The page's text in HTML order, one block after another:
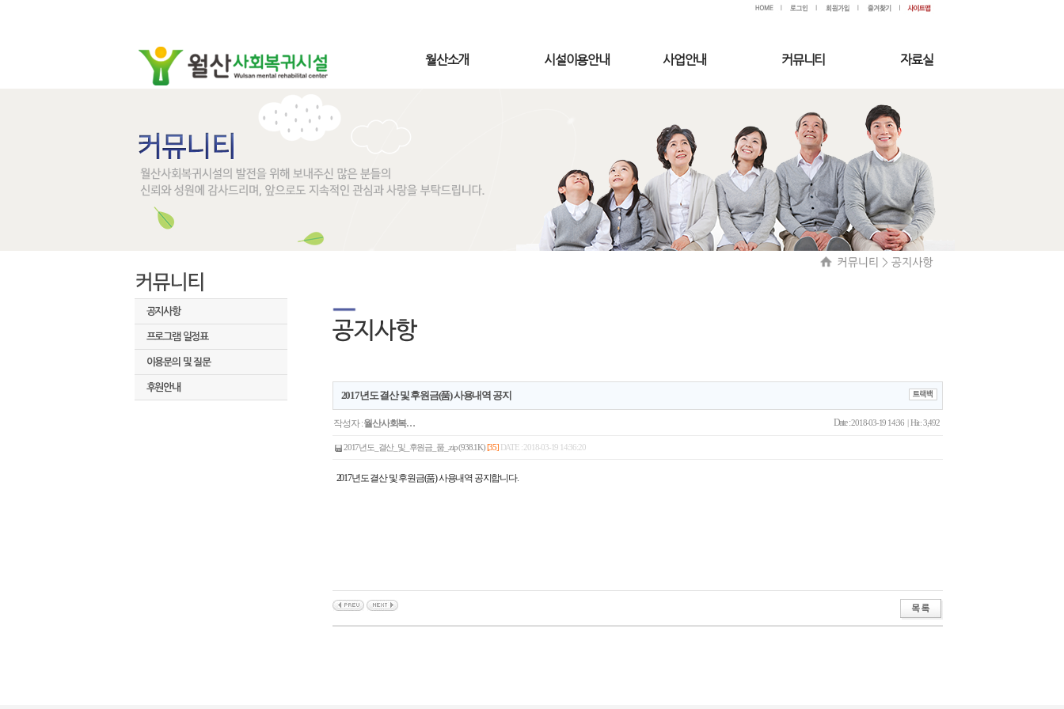
월산소개 시설이용안내 사업안내 커뮤니티 자료실
공지사항
프로그램 일정표
이용문의 및 질문
후원안내
2017년도 결산 및 후원금(품) 사용내역 공지
작성자 :월산사회복… Date :2018-03-19 14:36 | Hit : 3,492
2017년도_결산_및_후원금_품_.zip (938.1K)[35] DATE : 2018-03-19 14:36:20
2017년도 결산 및 후원금(품) 사용내역 공지합니다.